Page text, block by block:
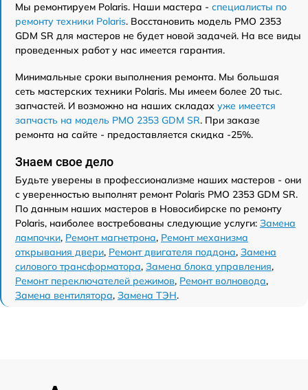
Мы ремонтируем Polaris. Наши мастера - специалисты по
ремонту техники Polaris. Восстановить модель PMO 2353
GDM SR для мастеров не будет новой задачей. На все виды
проведенных работ у нас имеется гарантия.
Минимальные сроки выполнения ремонта. Мы большая
сеть мастерских техники Polaris. Мы имеем более 20 тыс.
запчастей. И возможно на наших складах уже имеется
запчасть на модель PMO 2353 GDM SR. При заказе
ремонта на сайте - предоставляется скидка -25%.
Знаем свое дело
Будьте уверены в профессионализме наших мастеров - они
с уверенностью выполнят ремонт Polaris PMO 2353 GDM SR.
По данным наших мастеров в Новосибирске по ремонту
Polaris, наиболее востребованы следующие услуги: Замена
лампочки, Ремонт магнетрона, Ремонт механизма
открывания двери, Ремонт двигателя поддона, Замена
силового трансформатора, Замена блока управления,
Ремонт переключателей режимов, Ремонт волновода,
Замена вентилятора, Замена ТЭН.